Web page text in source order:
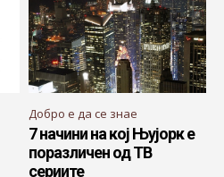
Добро е да се знае
7 начини на кој Њујорк е
поразличен од ТВ
сериите